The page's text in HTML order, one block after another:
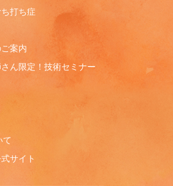
打ち症
案内
ん限定！技術セミナー
て
サイト